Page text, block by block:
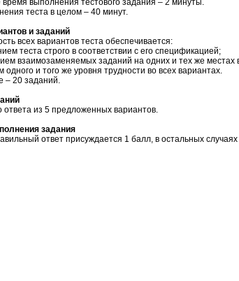
выполнения тестового задания – 2 минуты.
теста в целом – 40 минут.
и заданий
всех вариантов теста обеспечивается:
теста строго в соответствии с его спецификацией;
взаимозаменяемых заданий на одних и тех же местах
одного и того же уровня трудности во всех вариантах.
– 20 заданий.
ответа из 5 предложенных вариантов.
задания
ответ присуждается 1 балл, в остальных